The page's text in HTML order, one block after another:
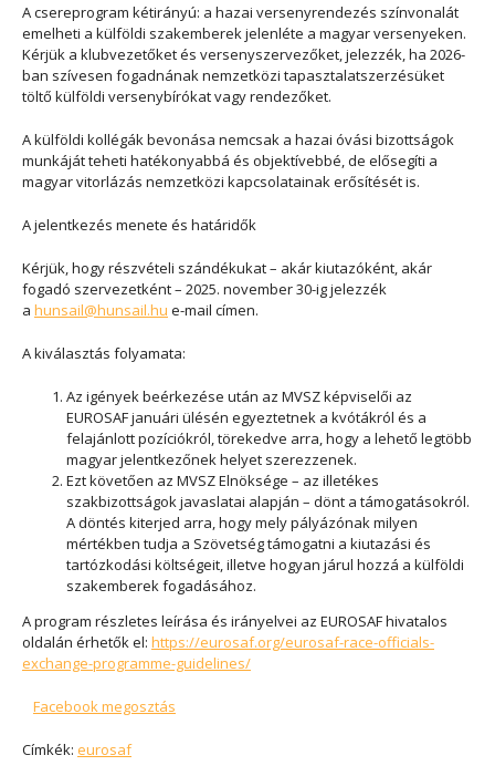
A csereprogram kétirányú: a hazai versenyrendezés színvonalát
emelheti a külföldi szakemberek jelenléte a magyar versenyeken.
Kérjük a klubvezetőket és versenyszervezőket, jelezzék, ha 2026-
ban szívesen fogadnának nemzetközi tapasztalatszerzésüket
töltő külföldi versenybírókat vagy rendezőket.
A külföldi kollégák bevonása nemcsak a hazai óvási bizottságok
munkáját teheti hatékonyabbá és objektívebbé, de elősegíti a
magyar vitorlázás nemzetközi kapcsolatainak erősítését is.
A jelentkezés menete és határidők
Kérjük, hogy részvételi szándékukat – akár kiutazóként, akár
fogadó szervezetként – 2025. november 30-igjelezzék
a hunsail@hunsail.hu e-mail címen.
A kiválasztás folyamata:
Az igények beérkezése után az MVSZ képviselői az
EUROSAF januári ülésén egyeztetnek a kvótákról és a
felajánlott pozíciókról, törekedve arra, hogy a lehető legtöbb
magyar jelentkezőnek helyet szerezzenek.
Ezt követően az MVSZ Elnöksége – az illetékes
szakbizottságok javaslatai alapján – dönt a támogatásokról.
A döntés kiterjed arra, hogy mely pályázónak milyen
mértékben tudja a Szövetség támogatni a kiutazási és
tartózkodási költségeit, illetve hogyan járul hozzá a külföldi
szakemberek fogadásához.
A program részletes leírása és irányelvei az EUROSAF hivatalos
oldalán érhetők el: https://eurosaf.org/eurosaf-race-officials-
exchange-programme-guidelines/
Facebook megosztás
Címkék: eurosaf